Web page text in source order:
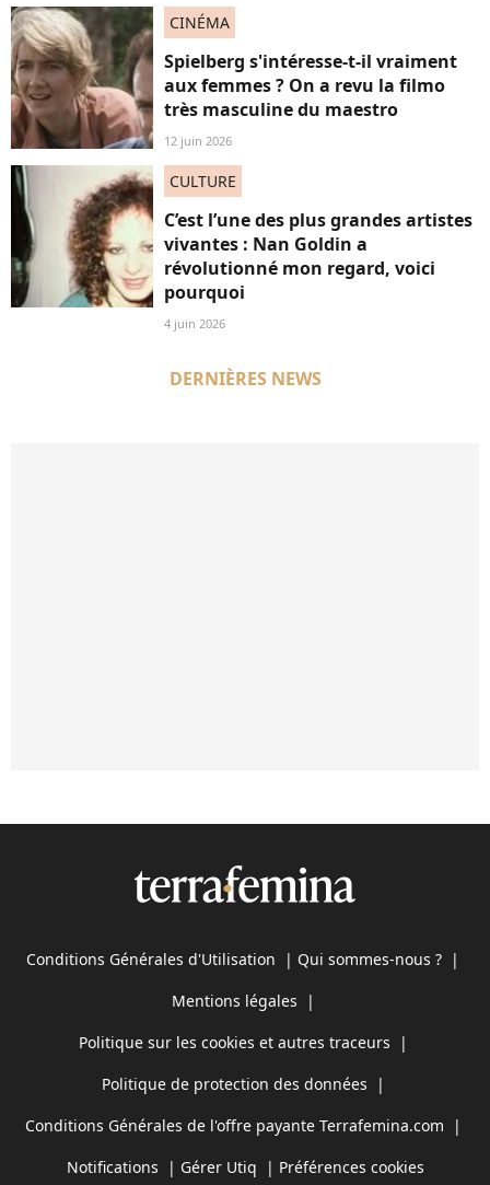
CINÉMA
Spielberg s'intéresse-t-il vraiment
aux femmes ? On a revu la filmo
très masculine du maestro
12 juin 2026
CULTURE
C’est l’une des plus grandes artistes
vivantes : Nan Goldin a
révolutionné mon regard, voici
pourquoi
4 juin 2026
DERNIÈRES NEWS
Conditions Générales d'Utilisation | Qui sommes-nous ? |
Mentions légales |
Politique sur les cookies et autres traceurs |
Politique de protection des données |
Conditions Générales de l'offre payante Terrafemina.com |
Notifications | Gérer Utiq | Préférences cookies